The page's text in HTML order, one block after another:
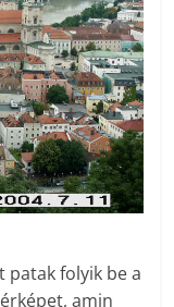
patak folyik be a
amin